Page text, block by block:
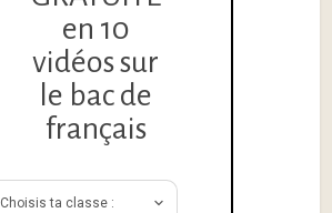
en 10
vidéos sur
le bac de
français
Choisis ta classe :